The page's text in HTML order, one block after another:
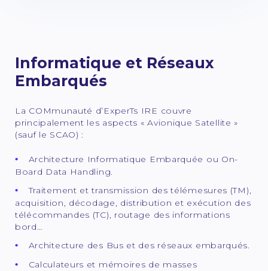
Informatique et Réseaux
Embarqués
La COMmunauté d’ExperTs IRE couvre
principalement les aspects « Avionique Satellite »
(sauf le SCAO) :
Architecture Informatique Embarquée ou On-
Board Data Handling.
Traitement et transmission des télémesures (TM),
acquisition, décodage, distribution et exécution des
télécommandes (TC), routage des informations
bord…
Architecture des Bus et des réseaux embarqués.
Calculateurs et mémoires de masses